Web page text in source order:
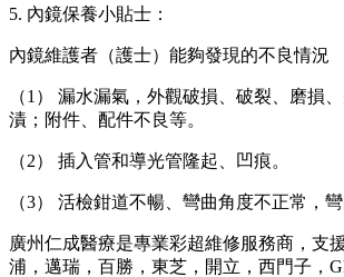
5. 內鏡保養小貼士：
內鏡維護者（護士）能夠發現的不良情況
（1） 漏水漏氣，外觀破損、破裂、磨損
漬；附件、配件不良等。
（2） 插入管和導光管隆起、凹痕。
（3） 活檢鉗道不暢、彎曲角度不正常，
廣州仁成醫療是專業彩超維修服務商，支
浦，邁瑞，百勝，東芝，開立，西門子，